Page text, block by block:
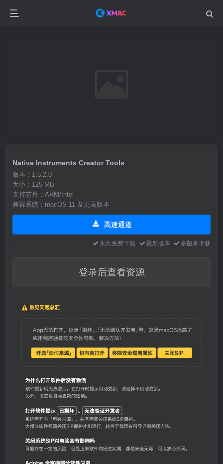
Native Instruments Creator Tools
版本：1.5.2.0
大小：125 MB
支持芯片：ARM/Intel
兼容系统：macOS 11 及更高版本
高速通道
永久免费下载 最新版本 多版本下载
登录后查看资源